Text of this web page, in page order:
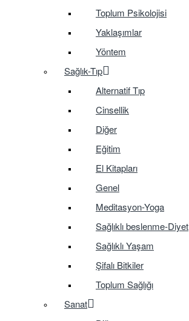
Toplum Psikolojisi
Yaklaşımlar
Yöntem
Sağlık-Tıp
Alternatif Tıp
Cinsellik
Diğer
Eğitim
El Kitapları
Genel
Meditasyon-Yoga
Sağlıklı beslenme-Diyet
Sağlıklı Yaşam
Şifalı Bitkiler
Toplum Sağlığı
Sanat